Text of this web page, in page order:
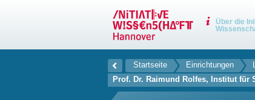
Über die
Startseite Einrichtungen
Prof. Dr. Raimund Rolfes, Institut für